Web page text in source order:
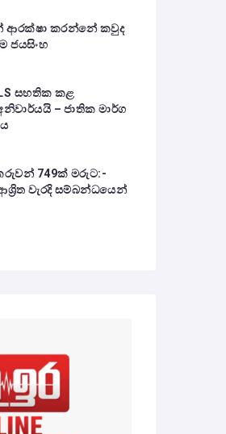
ආරක්ෂා කරන්නේ කවුද
ජයසිංහ
සහතික කළ
– ජාතික මාර්ග
749ක් මරුට:-
වැරදි සම්බන්ධයෙන්